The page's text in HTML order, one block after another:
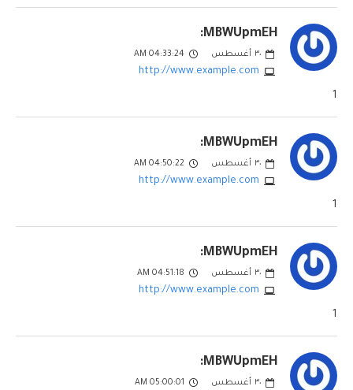
MBWUpmEH:
٣٠ أغسطس 04:33:24 AM
http://www.example.com
1
MBWUpmEH:
٣٠ أغسطس 04:50:22 AM
http://www.example.com
1
MBWUpmEH:
٣٠ أغسطس 04:51:18 AM
http://www.example.com
1
MBWUpmEH:
٣٠ أغسطس 05:00:01 AM